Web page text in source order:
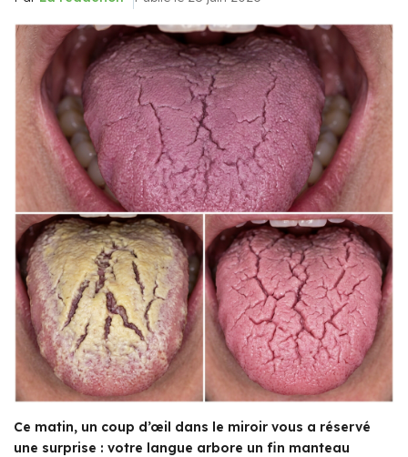
Ce matin, un coup d’œil dans le miroir vous a réservé
une surprise : votre langue arbore un fin manteau